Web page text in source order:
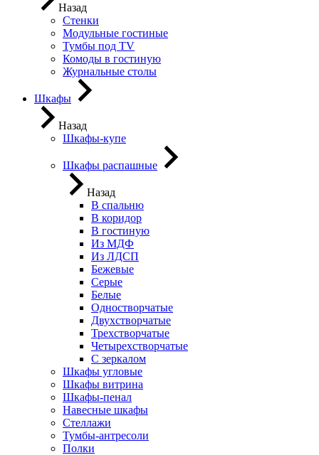
Назад
Стенки
Модульные гостиные
Тумбы под ТV
Комоды в гостиную
Журнальные столы
Шкафы
Назад
Шкафы-купе
Шкафы распашные
Назад
В спальню
В коридор
В гостиную
Из МДФ
Из ЛДСП
Бежевые
Серые
Белые
Одностворчатые
Двухстворчатые
Трехстворчатые
Четырехстворчатые
С зеркалом
Шкафы угловые
Шкафы витрина
Шкафы-пенал
Навесные шкафы
Стеллажи
Тумбы-антресоли
Полки